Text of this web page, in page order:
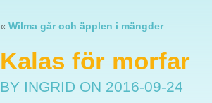
« Wilma går och äpplen i mängder
Kalas för morfar
BY INGRID ON 2016-09-24